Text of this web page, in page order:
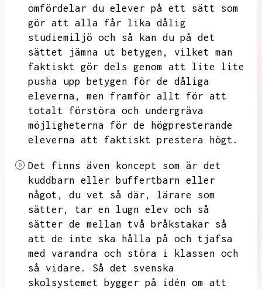
omfördelar du elever på ett sätt som
gör att alla får lika dålig
studiemiljö och så kan du på det
sättet jämna ut betygen,
vilket man
faktiskt gör dels genom att lite lite
pusha upp betygen för de dåliga
eleverna,
men framför allt för att
totalt förstöra och undergräva
möjligheterna för de högpresterande
eleverna att faktiskt prestera högt.
Det finns även koncept som är det
kuddbarn eller buffertbarn eller
något,
du vet så där,
lärare som
sätter,
tar en lugn elev och så
sätter de mellan två bråkstakar så
att de inte ska hålla på och tjafsa
med varandra och störa i klassen och
så vidare.
Så det svenska
skolsystemet bygger på idén om att